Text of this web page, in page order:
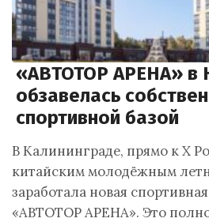
«АВТОТОР АРЕНА» в
обзавелась
спортивной базой
В Калининграде, прямо к X
китайским молодёжным
заработала новая
«АВТОТОР АРЕНА». Это